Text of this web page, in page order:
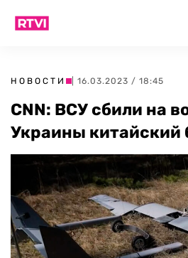
НОВОСТИ | 16.03.2023 / 18:45
CNN: ВСУ сбили на
Украины китайский